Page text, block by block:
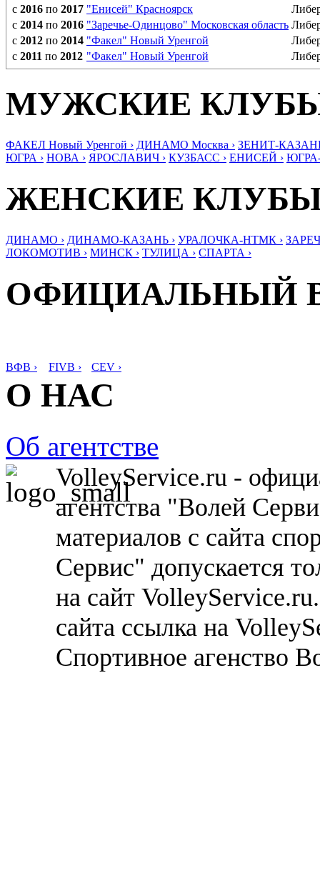
с 2016 по 2017 "Енисей" Красноярск
с 2014 по 2016 "Заречье-Одинцово" Московская область
с 2012 по 2014 "Факел" Новый Уренгой
с 2011 по 2012 "Факел" Новый Уренгой
МУЖСКИЕ
ФАКЕЛ Новый Уренгой › ДИНАМО Москва › ЗЕНИТ-
ЮГРА › НОВА › ЯРОСЛАВИЧ › КУЗБАСС › ЕНИСЕЙ ›
ЖЕНСКИЕ
ДИНАМО › ДИНАМО-КАЗАНЬ › УРАЛОЧКА-НТМК ›
ЛОКОМОТИВ › МИНСК › ТУЛИЦА › СПАРТА ›
ОФИЦИАЛЬНЫЙ
ВФВ › FIVB › CEV ›
О НАС
Об агентстве
VolleyService.ru -
агентства "Волей
материалов с сайта
Сервис" допускается
на сайт
сайта ссылка на
Спортивное агенство